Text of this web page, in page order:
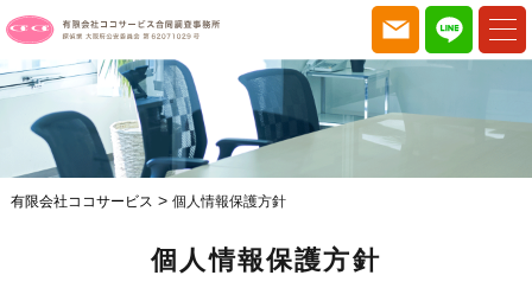
個人情報保護方針
有限会社ココサービス > 個人情報保護方針